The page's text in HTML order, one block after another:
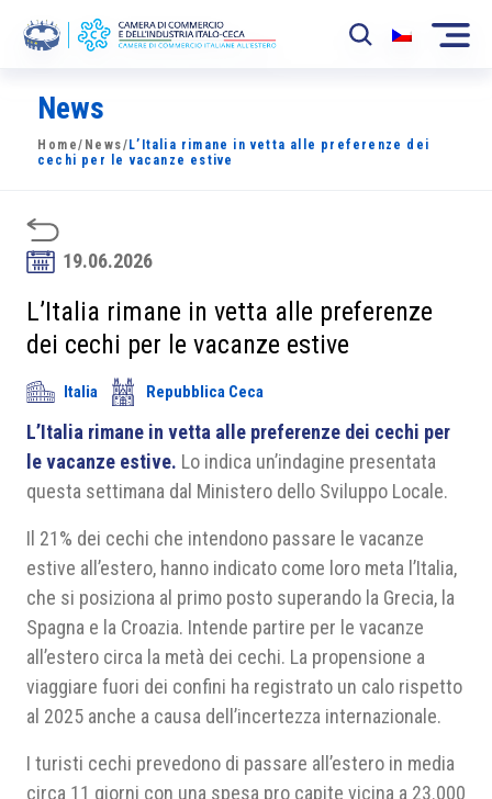
La Camera
News
Sviluppo Mercato
Soci
Partner
Progetti
Area riservata
News
Home/ News/ L’Italia rimane in vetta alle preferenze dei
cechi per le vacanze estive
19.06.2026
L’Italia rimane in vetta alle preferenze
dei cechi per le vacanze estive
Italia Repubblica Ceca
L’Italia rimane in vetta alle preferenze dei cechi per
le vacanze estive. Lo indica un’indagine presentata
questa settimana dal Ministero dello Sviluppo Locale.
Il 21% dei cechi che intendono passare le vacanze
estive all’estero, hanno indicato come loro meta l’Italia,
che si posiziona al primo posto superando la Grecia, la
Spagna e la Croazia. Intende partire per le vacanze
all’estero circa la metà dei cechi. La propensione a
viaggiare fuori dei confini ha registrato un calo rispetto
al 2025 anche a causa dell’incertezza internazionale.
I turisti cechi prevedono di passare all’estero in media
circa 11 giorni con una spesa pro capite vicina a 23.000